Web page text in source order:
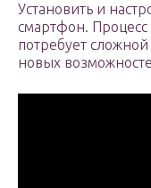
Установить и
смартфон.
потребует
новых